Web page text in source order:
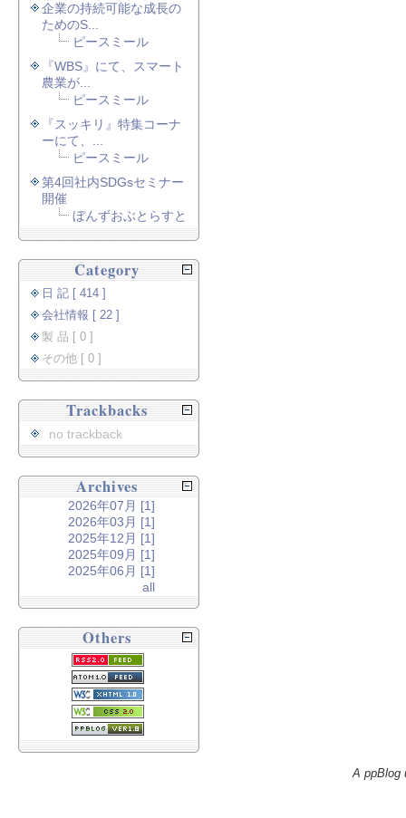
企業の持続可能な成長の
ためのS...
ピースミール
『WBS』にて、スマート
農業が...
ピースミール
『スッキリ』特集コーナ
ーにて、...
ピースミール
第4回社内SDGsセミナー
開催
ぼんずおぶとらすと
Category
日 記 [ 414 ]
会社情報 [ 22 ]
製 品 [ 0 ]
その他 [ 0 ]
Trackbacks
no trackback
Archives
2026年07月 [1]
2026年03月 [1]
2025年12月 [1]
2025年09月 [1]
2025年06月 [1]
all
Others
A ppBlog